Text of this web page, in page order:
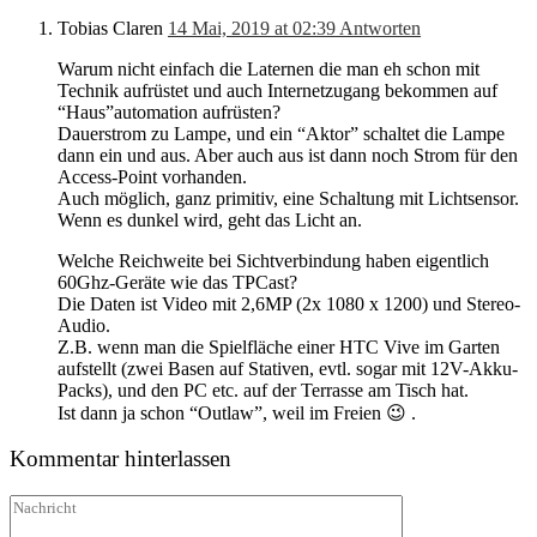
Tobias Claren 14 Mai, 2019 at 02:39 Antworten
Warum nicht einfach die Laternen die man eh schon mit
Technik aufrüstet und auch Internetzugang bekommen auf
“Haus”automation aufrüsten?
Dauerstrom zu Lampe, und ein “Aktor” schaltet die Lampe
dann ein und aus. Aber auch aus ist dann noch Strom für den
Access-Point vorhanden.
Auch möglich, ganz primitiv, eine Schaltung mit Lichtsensor.
Wenn es dunkel wird, geht das Licht an.
Welche Reichweite bei Sichtverbindung haben eigentlich
60Ghz-Geräte wie das TPCast?
Die Daten ist Video mit 2,6MP (2x 1080 x 1200) und Stereo-
Audio.
Z.B. wenn man die Spielfläche einer HTC Vive im Garten
aufstellt (zwei Basen auf Stativen, evtl. sogar mit 12V-Akku-
Packs), und den PC etc. auf der Terrasse am Tisch hat.
Ist dann ja schon “Outlaw”, weil im Freien 😉 .
Kommentar hinterlassen